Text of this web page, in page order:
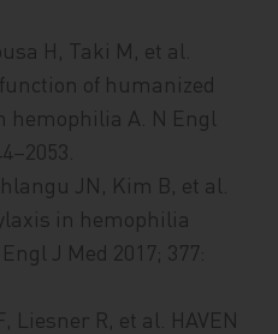
H, Taki M, et al.
of humanized
hemophilia A. N Engl
JN, Kim B, et al.
in hemophilia
J Med 2017; 377:
Liesner R, et al. HAVEN